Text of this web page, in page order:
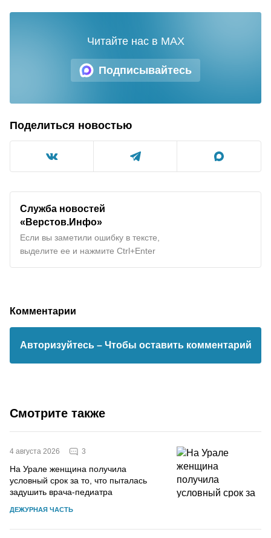
Подписывайтесь
Читайте нас в MAX
Поделиться новостью
Служба новостей
«Верстов.Инфо»
Если вы заметили ошибку в тексте,
выделите ее и нажмите Ctrl+Enter
Комментарии
Авторизуйтесь – Чтобы оставить комментарий
Смотрите также
4 августа 2026 3
На Урале женщина получила
условный срок за то, что пыталась
задушить врача-педиатра
ДЕЖУРНАЯ ЧАСТЬ